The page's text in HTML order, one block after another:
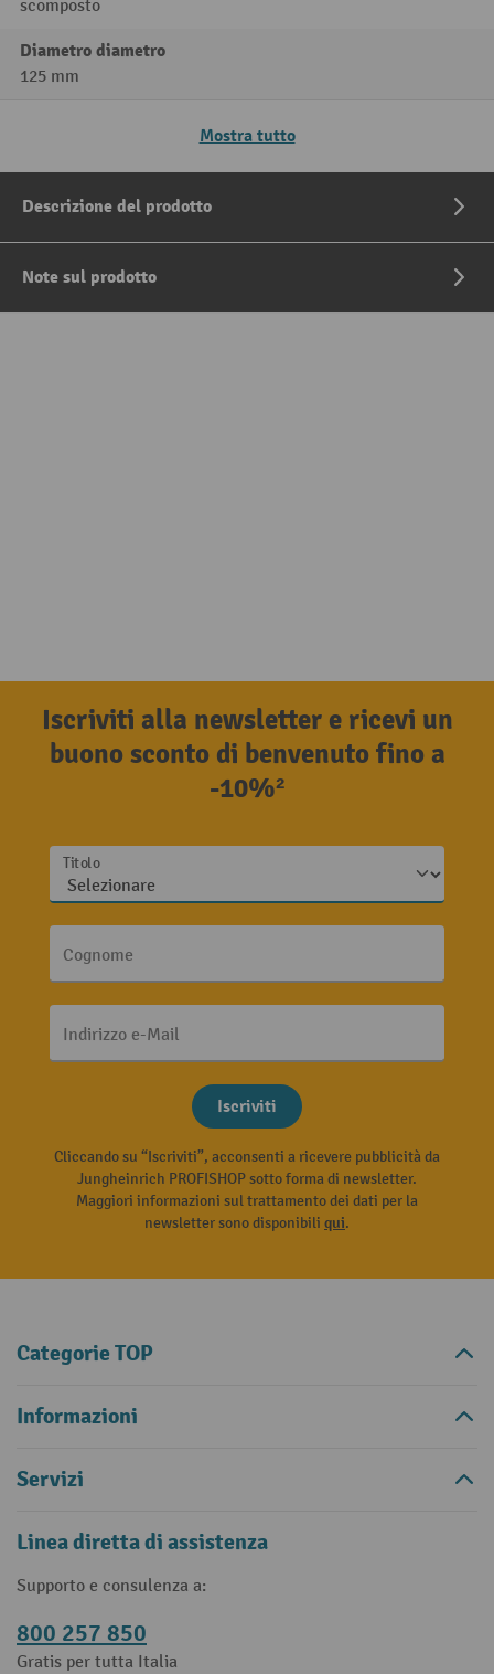
scomposto
Diametro diametro
125 mm
Mostra tutto
Descrizione del prodotto
Note sul prodotto
Iscriviti alla newsletter e ricevi un
buono sconto di benvenuto fino a
-10%²
Titolo
Cognome
Indirizzo e-Mail
Iscriviti
Cliccando su “Iscriviti”, acconsenti a ricevere pubblicità da
Jungheinrich PROFISHOP sotto forma di newsletter.
Maggiori informazioni sul trattamento dei dati per la
newsletter sono disponibili qui.
Categorie TOP
Informazioni
Servizi
Linea diretta di assistenza
Supporto e consulenza a:
800 257 850
Gratis per tutta Italia